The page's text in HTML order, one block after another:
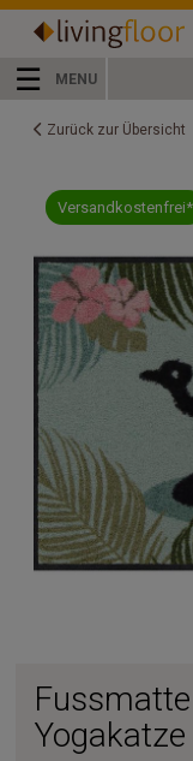
☰ MENU
Zurück zur Übersicht
Versandkostenfrei*